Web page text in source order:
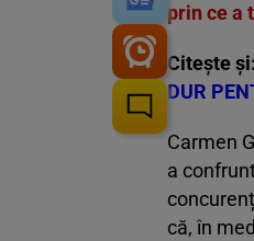
prin ce a
Citește și:
DUR
Carmen
a
că, în